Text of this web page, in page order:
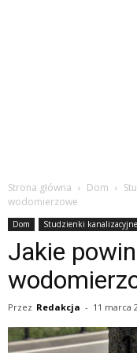
Strona główna Dom
wodomierzowe
Dom Studzienki
Jakie
Przez Redakcja - 11 marca